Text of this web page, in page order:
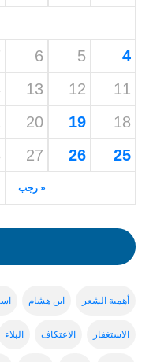
« رجب
4
5
6
11
12
13
18
19
20
25
26
27
أهمية الشعر ابن هشام
الاستغفار الاعتكاف البلاء